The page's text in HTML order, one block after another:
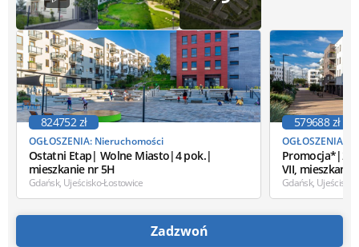
OGŁOSZENIA: Nieruchomości
Ostatni Etap| Wolne Miasto|4 pok.|
mieszkanie nr 5H
824752 zł
Gdańsk, Ujeścisko-Łostowice
OGŁOSZENIA:
Promocja*|2
VII, mieszkanie
579688 zł
Gdańsk, Ujeścisko
Zadzwoń